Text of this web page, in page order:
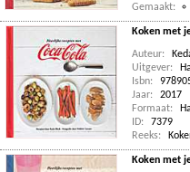
Gemaakt:
Koken met
Auteur:
Uitgever:
Isbn:
Jaar:
2017
Formaat:
ID:
7379
Reeks:
Koken met